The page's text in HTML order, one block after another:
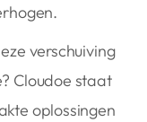
verschuiving
Cloudoe staat
oplossingen